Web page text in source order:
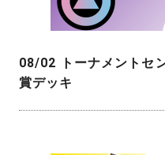
08/02 トーナメントセ
賞デッキ